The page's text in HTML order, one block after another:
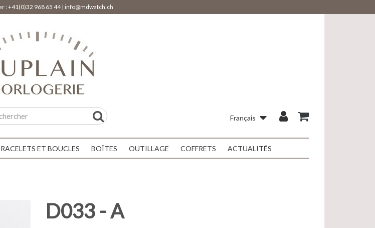
:+41(0)32 968 65 44| info@mdwatch.ch
Français
ET BOUCLES BOÎTES OUTILLAGE COFFRETS ACTUALITÉS
D033 - A